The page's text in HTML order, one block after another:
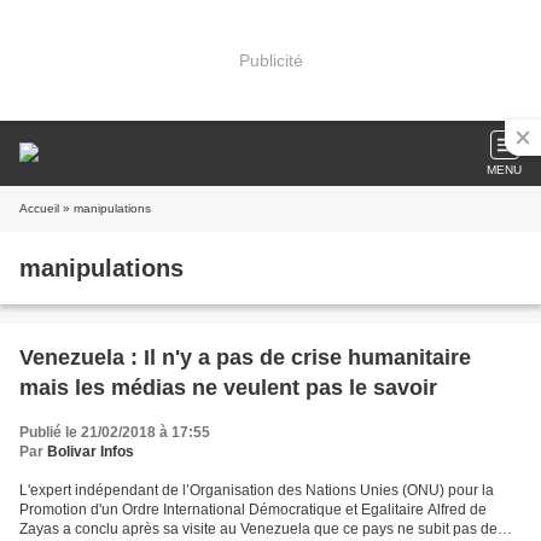
Publicité
MENU
Accueil » manipulations
manipulations
Venezuela : Il n'y a pas de crise humanitaire
mais les médias ne veulent pas le savoir
Publié le 21/02/2018 à 17:55
Par Bolivar Infos
L'expert indépendant de l’Organisation des Nations Unies (ONU) pour la
Promotion d'un Ordre International Démocratique et Egalitaire Alfred de
Zayas a conclu après sa visite au Venezuela que ce pays ne subit pas de